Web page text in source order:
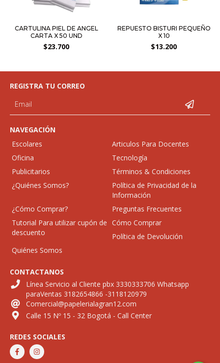
CARTULINA PIEL DE ANGEL
CARTA X 50 UND
$23.700
REPUESTO BISTURI PEQUEÑO
X 10
$13.200
REGISTRA TU CORREO
NAVEGACIÓN
Escolares
Articulos Para Docentes
Oficina
Tecnología
Publicitarios
Términos & Condiciones
¿Quiénes Somos?
Política de Privacidad de la
Información
¿Cómo Comprar?
Preguntas Frecuentes
Tutorial Para utilizar cupón de
descuento
Cómo Comprar
Política de Devolución
Quiénes Somos
CONTACTANOS
Línea Servicio al Cliente pbx 3330333706 Whatsapp
paraVentas 3182654866 -3118120979
Comercial@papelerialagran12.com
Calle 15 Nº 15 - 32 Bogotá - Call Center
REDES SOCIALES